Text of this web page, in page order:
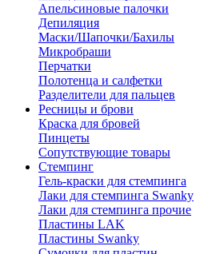
Апельсиновые палочки
Депиляция
Маски/Шапочки/Бахилы
Микробраши
Перчатки
Полотенца и салфетки
Разделители для пальцев
Ресницы и брови
Краска для бровей
Пинцеты
Сопутствующие товары
Стемпинг
Гель-краски для стемпинга
Лаки для стемпинга Swanky
Лаки для стемпинга прочие
Пластины LAK
Пластины Swanky